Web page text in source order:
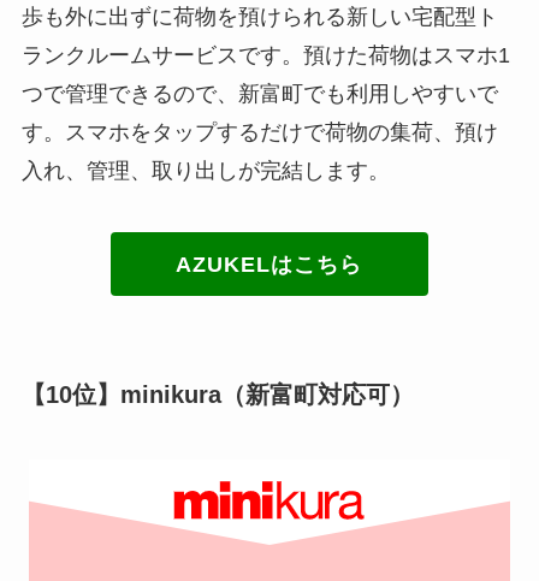
歩も外に出ずに荷物を預けられる新しい宅配型ト
ランクルームサービスです。預けた荷物はスマホ1
つで管理できるので、新富町でも利用しやすいで
す。スマホをタップするだけで荷物の集荷、預け
入れ、管理、取り出しが完結します。
AZUKELはこちら
【10位】minikura（新富町対応可）